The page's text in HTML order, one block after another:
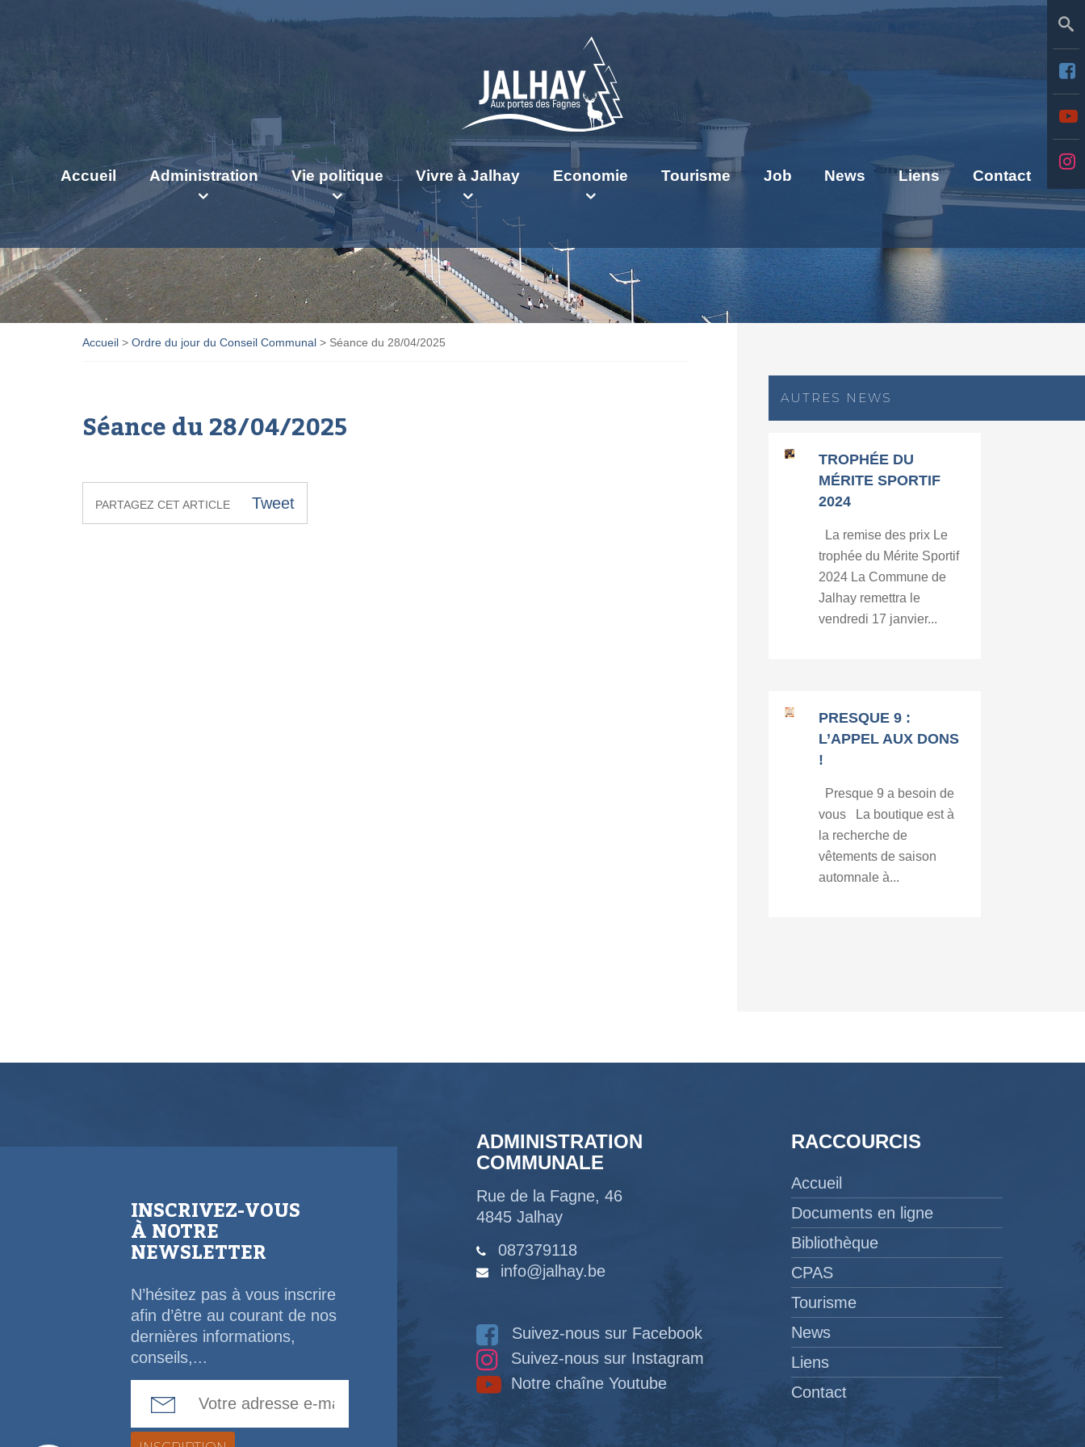
Accueil Administration Vie politique Vivre à Jalhay Economie Tourisme Job News Liens Contact
Accueil > Ordre du jour du Conseil Communal > Séance du 28/04/2025
Séance du 28/04/2025
PARTAGEZ CET ARTICLE Tweet
AUTRES NEWS
TROPHÉE DU
MÉRITE SPORTIF
2024
La remise des prix Le
trophée du Mérite Sportif
2024 La Commune de
Jalhay remettra le
vendredi 17 janvier...
PRESQUE 9 :
L’APPEL AUX DONS
!
Presque 9 a besoin de
vous La boutique est à
la recherche de
vêtements de saison
automnale à...
INSCRIVEZ-VOUS
À NOTRE
NEWSLETTER
N’hésitez pas à vous inscrire
afin d’être au courant de nos
dernières informations,
conseils,...
ADMINISTRATION
COMMUNALE
Rue de la Fagne, 46
4845 Jalhay
087379118
info@jalhay.be
Suivez-nous sur Facebook
Suivez-nous sur Instagram
Notre chaîne Youtube
RACCOURCIS
Accueil
Documents en ligne
Bibliothèque
CPAS
Tourisme
News
Liens
Contact